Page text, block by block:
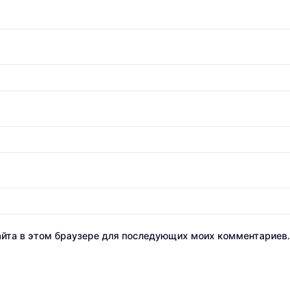
в этом браузере для последующих моих комментариев.